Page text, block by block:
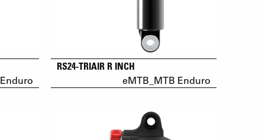
RS24-TRIAIR R INCH
eMTB_MTB Enduro